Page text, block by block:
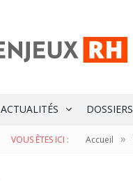
ACTUALITÉS DOSSIERS
VOUS ÊTES ICI : Accueil »